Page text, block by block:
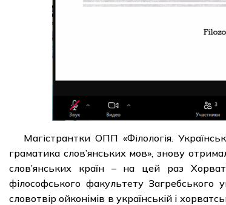
Магістрантки ОПП «Філологія.
граматика слов’янських мов», знову
слов’янських країн – на цей раз
філософського факультету Загребського
словотвір ойконімів в українській і